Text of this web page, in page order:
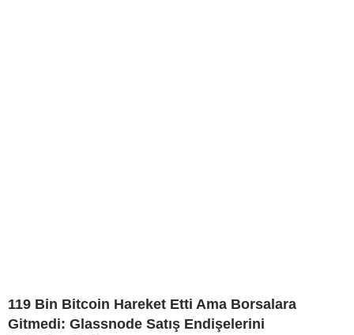
119 Bin Bitcoin Hareket Etti Ama Borsalara
Gitmedi: Glassnode Satış Endişelerini